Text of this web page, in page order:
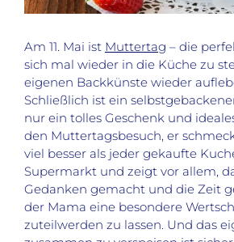
Am 11. Mai ist Muttertag – die
sich mal wieder in die Küche zu
eigenen Backkünste wieder
Schließlich ist ein
nur ein tolles Geschenk und
den Muttertagsbesuch, er
viel besser als jeder gekaufte
Supermarkt und zeigt vor allem,
Gedanken gemacht und die Zeit
der Mama eine besondere
zuteilwerden zu lassen. Und das